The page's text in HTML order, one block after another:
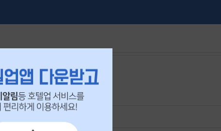
년 11월 20일 에 마감되었습니다.